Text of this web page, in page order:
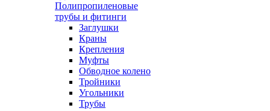
Полипропиленовые
трубы и фитинги
Заглушки
Краны
Крепления
Муфты
Обводное колено
Тройники
Угольники
Трубы